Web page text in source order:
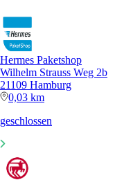
Hermes Paketshop
Wilhelm Strauss Weg 2b
21109 Hamburg
0,03 km
geschlossen